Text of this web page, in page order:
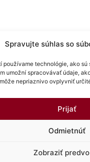
Spravujte súhlas so
technológie, ako
umožní spracovávať údaje,
nepriaznivo ovplyvniť
Prijať
Odmietnúť
Zobraziť